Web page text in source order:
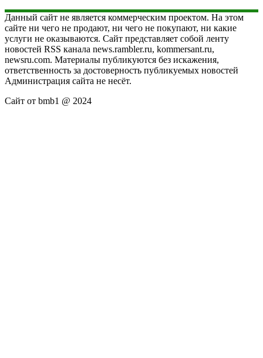
Данный сайт не является коммерческим проектом. На этом
сайте ни чего не продают, ни чего не покупают, ни какие
услуги не оказываются. Сайт представляет собой ленту
новостей RSS канала news.rambler.ru, kommersant.ru,
newsru.com. Материалы публикуются без искажения,
ответственность за достоверность публикуемых новостей
Администрация сайта не несёт.
Сайт от bmb1 @ 2024